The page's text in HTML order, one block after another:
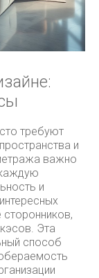
требуют
и
важно
и
Эта
способ